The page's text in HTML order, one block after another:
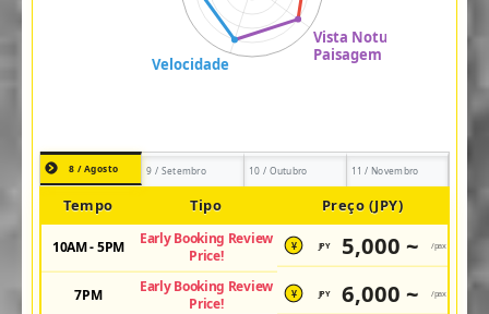
8 / Agosto 9 / Setembro 10 / Outubro 11 / Novembro
Tempo Tipo Preço (JPY)
10AM - 5PM
Early Booking Review
Price!
¥ JPY 5,000 ~ /pax
7PM
Early Booking Review
Price!
¥ JPY 6,000 ~ /pax